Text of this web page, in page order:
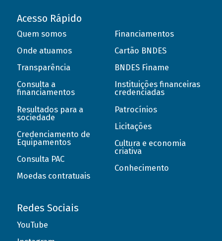
Acesso Rápido
Quem somos
Onde atuamos
Transparência
Consulta a
financiamentos
Resultados para a
sociedade
Credenciamento de
Equipamentos
Consulta PAC
Moedas contratuais
Financiamentos
Cartão BNDES
BNDES Finame
Instituições financeiras
credenciadas
Patrocínios
Licitações
Cultura e economia
criativa
Conhecimento
Redes Sociais
YouTube